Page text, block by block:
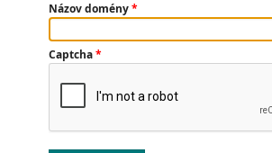
Názov domény*
Captcha*